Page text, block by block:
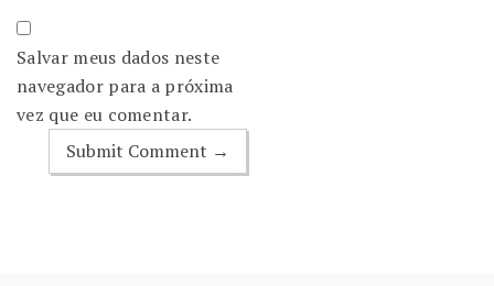
Salvar meus dados neste
navegador para a próxima
vez que eu comentar.